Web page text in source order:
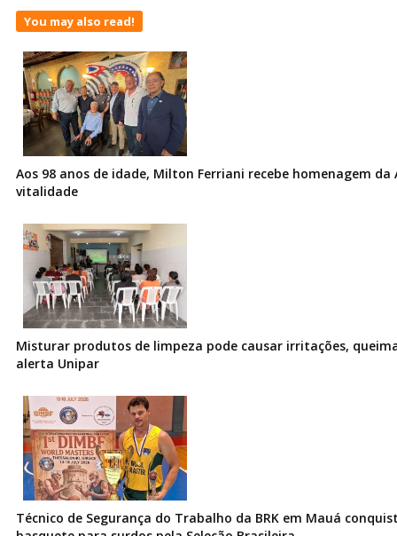
You may also read!
Aos 98 anos de idade, Milton Ferriani recebe homenagem da
vitalidade
Misturar produtos de limpeza pode causar irritações,
alerta Unipar
Técnico de Segurança do Trabalho da BRK em Mauá